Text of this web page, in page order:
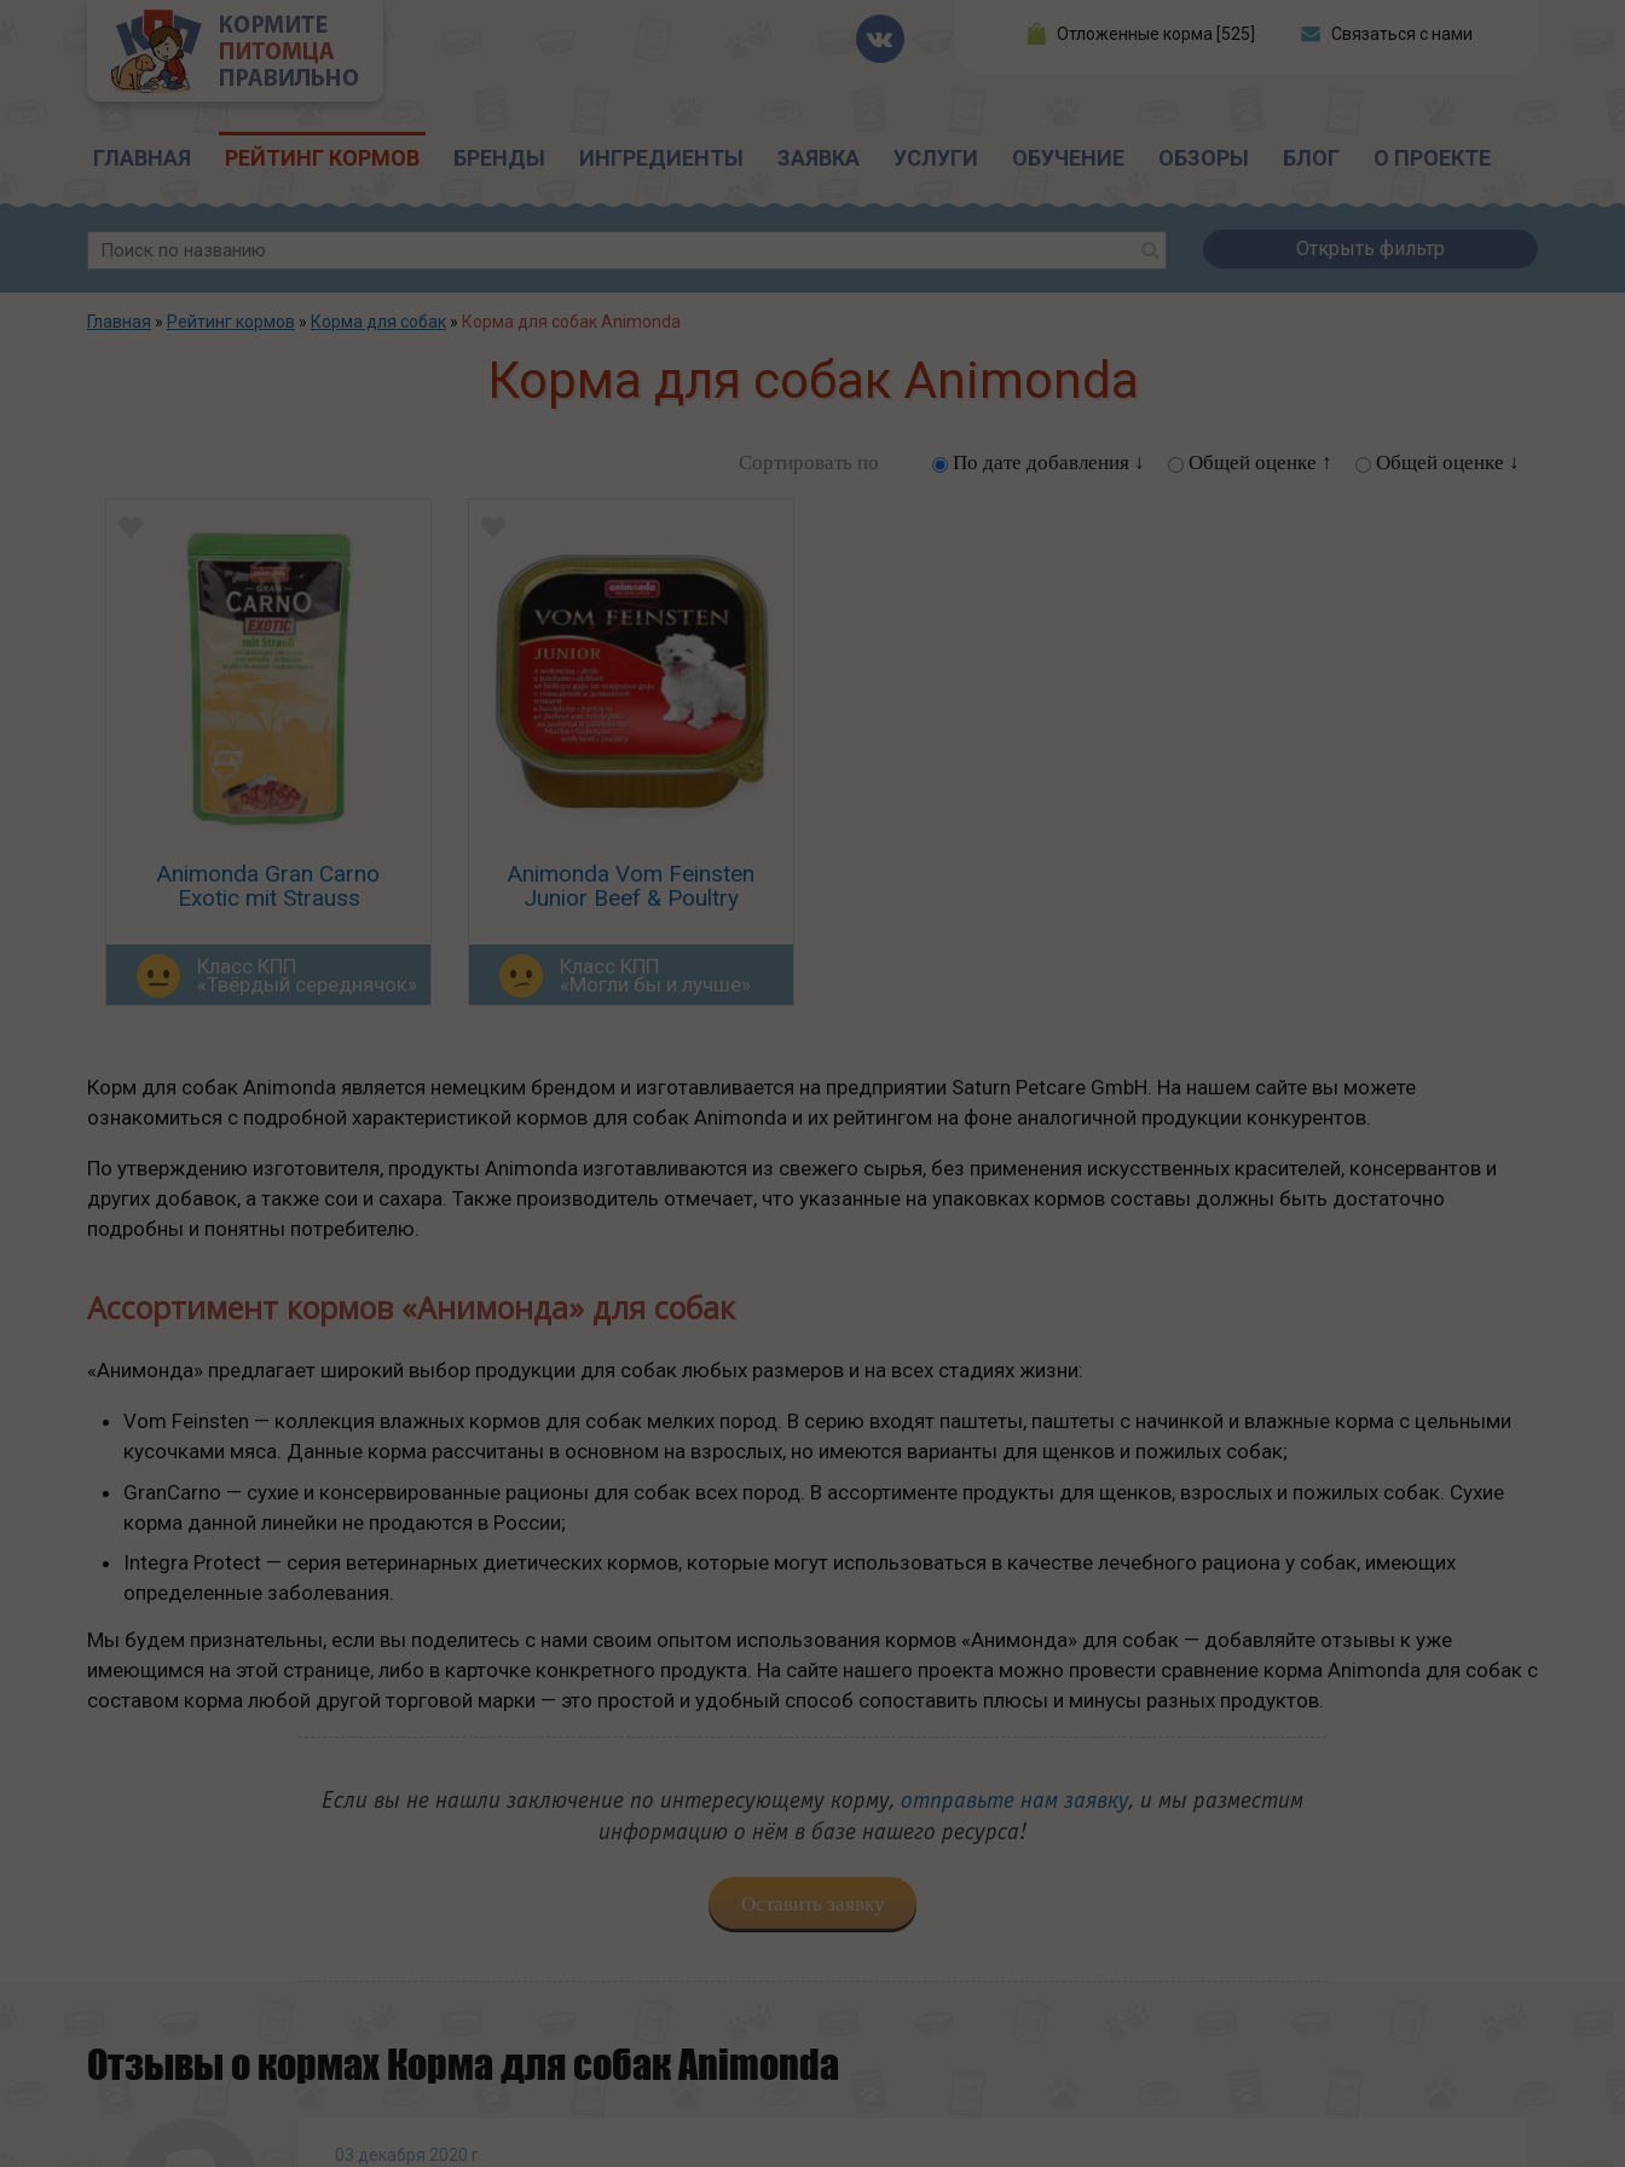
Отложенные корма [525] Связаться с нами
ГЛАВНАЯ РЕЙТИНГ КОРМОВ БРЕНДЫ ИНГРЕДИЕНТЫ ЗАЯВКА УСЛУГИ ОБУЧЕНИЕ ОБЗОРЫ БЛОГ О ПРОЕКТЕ
Открыть фильтр
Главная » Рейтинг кормов » Корма для собак » Корма для собак Animonda
Корма для собак Animonda
Сортировать по По дате добавления ↓ Общей оценке ↑ Общей оценке ↓
Animonda Gran Carno
Exotic mit Strauss
Класс КПП
«Твёрдый середнячок»
Animonda Vom Feinsten
Junior Beef & Poultry
Класс КПП
«Могли бы и лучше»
Корм для собак Animonda является немецким брендом и изготавливается на предприятии Saturn Petcare GmbH. На нашем сайте вы можете
ознакомиться с подробной характеристикой кормов для собак Animonda и их рейтингом на фоне аналогичной продукции конкурентов.
По утверждению изготовителя, продукты Animonda изготавливаются из свежего сырья, без применения искусственных красителей, консервантов и
других добавок, а также сои и сахара. Также производитель отмечает, что указанные на упаковках кормов составы должны быть достаточно
подробны и понятны потребителю.
Ассортимент кормов «Анимонда» для собак
«Анимонда» предлагает широкий выбор продукции для собак любых размеров и на всех стадиях жизни:
Vom Feinsten — коллекция влажных кормов для собак мелких пород. В серию входят паштеты, паштеты с начинкой и влажные корма с цельными
кусочками мяса. Данные корма рассчитаны в основном на взрослых, но имеются варианты для щенков и пожилых собак;
GranCarno — сухие и консервированные рационы для собак всех пород. В ассортименте продукты для щенков, взрослых и пожилых собак. Сухие
корма данной линейки не продаются в России;
Integra Protect — серия ветеринарных диетических кормов, которые могут использоваться в качестве лечебного рациона у собак, имеющих
определенные заболевания.
Мы будем признательны, если вы поделитесь с нами своим опытом использования кормов «Анимонда» для собак — добавляйте отзывы к уже
имеющимся на этой странице, либо в карточке конкретного продукта. На сайте нашего проекта можно провести сравнение корма Animonda для собак с
составом корма любой другой торговой марки — это простой и удобный способ сопоставить плюсы и минусы разных продуктов.
Если вы не нашли заключение по интересующему корму, отправьте нам заявку, и мы разместим
информацию о нём в базе нашего ресурса!
Оставить заявку
Отзывы о кормах Корма для собак Animonda
03 декабря 2020 г.